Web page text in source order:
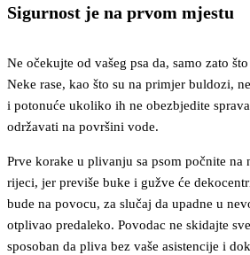
Sigurnost je na prvom mjestu
Ne očekujte od vašeg psa da, samo zato
Neke rase, kao što su na primjer buldozi,
i potonuće ukoliko ih ne obezbjedite
održavati na površini vode.
Prve korake u plivanju sa psom počnite na
rijeci, jer previše buke i gužve će
bude na povocu, za slučaj da upadne u
otplivao predaleko. Povodac ne skidajte
sposoban da pliva bez vaše asistencije i